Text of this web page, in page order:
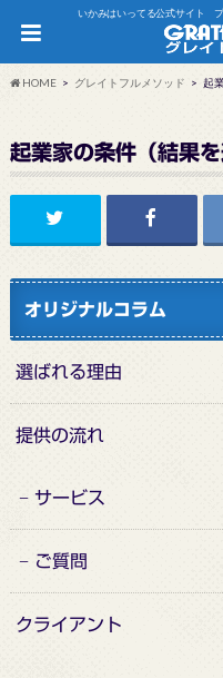
いかみはいってる公式サイト
HOME グレイトフルメソッド 起
起業家の条件（結果を
オリジナルコラム
選ばれる理由
提供の流れ
サービス
ご質問
クライアント